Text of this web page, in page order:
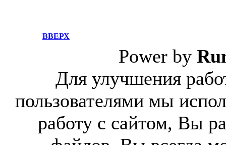
ВВЕРХ
Power by
Для улучшения
пользователями мы
работу с сайтом, Вы